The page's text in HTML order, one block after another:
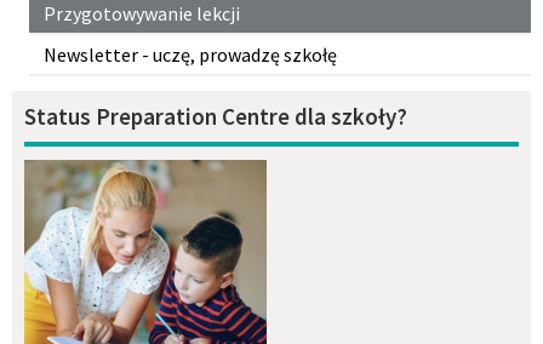
Przygotowywanie lekcji
Newsletter - uczę, prowadzę szkołę
Status Preparation Centre dla szkoły?